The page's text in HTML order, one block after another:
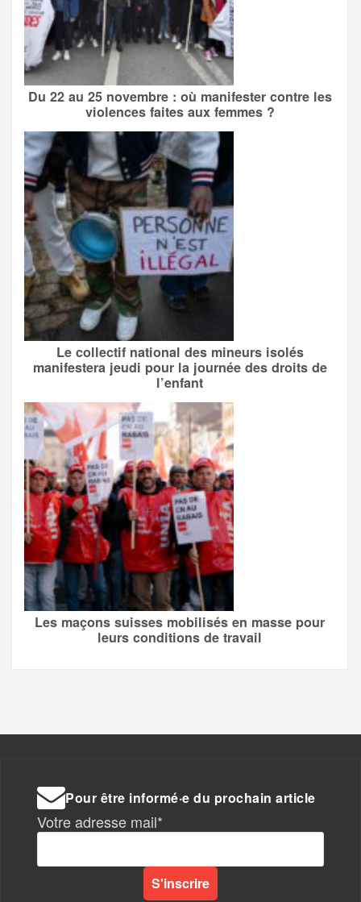
Du 22 au 25 novembre : où manifester contre les
violences faites aux femmes ?
Le collectif national des mineurs isolés
manifestera jeudi pour la journée des droits de
l’enfant
Les maçons suisses mobilisés en masse pour
leurs conditions de travail
Pour être informé·e du prochain article
Votre adresse mail*